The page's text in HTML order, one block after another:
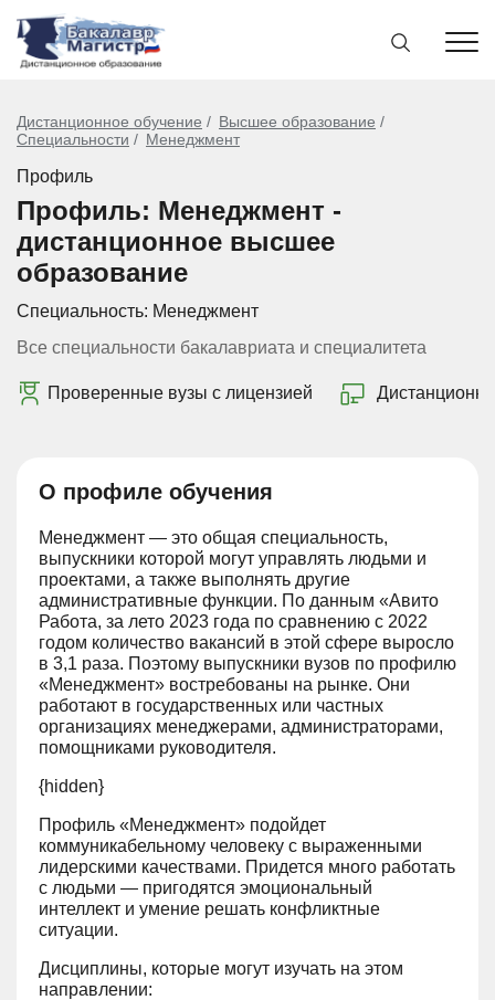
Дистанционное обучение
Высшее образование
Специальности
Менеджмент
Профиль
Профиль: Менеджмент -
дистанционное высшее
образование
Специальность: Менеджмент
Все специальности бакалавриата и специалитета
Проверенные вузы с лицензией Дистанционно
О профиле обучения
Менеджмент — это общая специальность,
выпускники которой могут управлять людьми и
проектами, а также выполнять другие
административные функции. По данным «Авито
Работа, за лето 2023 года по сравнению с 2022
годом количество вакансий в этой сфере выросло
в 3,1 раза. Поэтому выпускники вузов по профилю
«Менеджмент» востребованы на рынке. Они
работают в государственных или частных
организациях менеджерами, администраторами,
помощниками руководителя.
{hidden}
Профиль «Менеджмент» подойдет
коммуникабельному человеку с выраженными
лидерскими качествами. Придется много работать
с людьми — пригодятся эмоциональный
интеллект и умение решать конфликтные
ситуации.
Дисциплины, которые могут изучать на этом
направлении: